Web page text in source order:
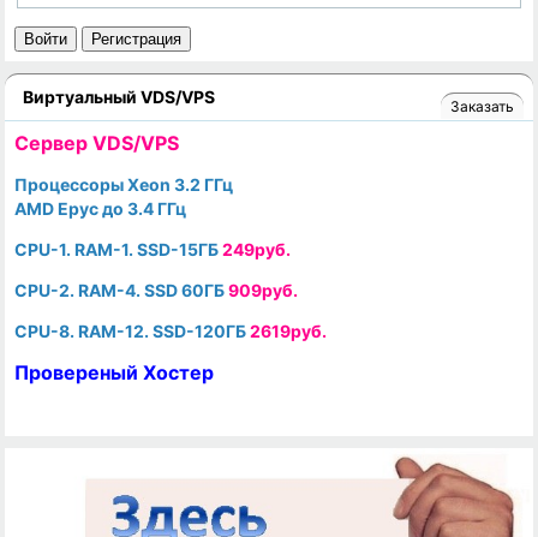
Войти Регистрация
Виртуальный VDS/VPS Заказать
Cервер VDS/VPS
Процессоры Xeon 3.2 ГГц
AMD Epyc до 3.4 ГГц
CPU-1. RAM-1. SSD-15ГБ249руб.
CPU-2. RAM-4. SSD 60ГБ909руб.
CPU-8. RAM-12. SSD-120ГБ2619руб.
Провереный Хостер